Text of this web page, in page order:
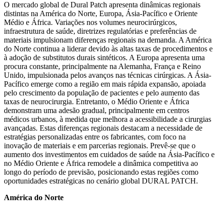
O mercado global de Dural Patch apresenta dinâmicas regionais
distintas na América do Norte, Europa, Ásia-Pacífico e Oriente
Médio e África. Variações nos volumes neurocirúrgicos,
infraestrutura de saúde, diretrizes regulatórias e preferências de
materiais impulsionam diferenças regionais na demanda. A América
do Norte continua a liderar devido às altas taxas de procedimentos e
à adoção de substitutos durais sintéticos. A Europa apresenta uma
procura constante, principalmente na Alemanha, França e Reino
Unido, impulsionada pelos avanços nas técnicas cirúrgicas. A Ásia-
Pacífico emerge como a região em mais rápida expansão, apoiada
pelo crescimento da população de pacientes e pelo aumento das
taxas de neurocirurgia. Entretanto, o Médio Oriente e África
demonstram uma adesão gradual, principalmente em centros
médicos urbanos, à medida que melhora a acessibilidade a cirurgias
avançadas. Estas diferenças regionais destacam a necessidade de
estratégias personalizadas entre os fabricantes, com foco na
inovação de materiais e em parcerias regionais. Prevê-se que o
aumento dos investimentos em cuidados de saúde na Ásia-Pacífico e
no Médio Oriente e África remodele a dinâmica competitiva ao
longo do período de previsão, posicionando estas regiões como
oportunidades estratégicas no cenário global DURAL PATCH.
América do Norte